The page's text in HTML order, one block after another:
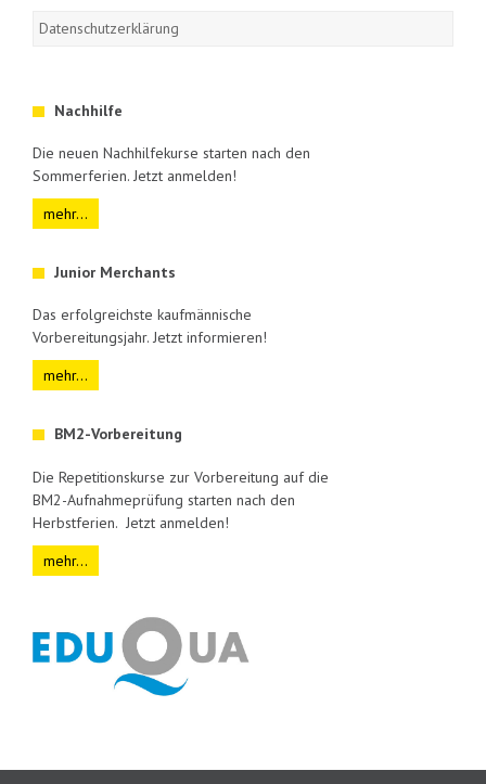
Datenschutzerklärung
Nachhilfe
Die neuen Nachhilfekurse starten nach den
Sommerferien. Jetzt anmelden!
mehr...
Junior Merchants
Das erfolgreichste kaufmännische
Vorbereitungsjahr. Jetzt informieren!
mehr...
BM2-Vorbereitung
Die Repetitionskurse zur Vorbereitung auf die
BM2-Aufnahmeprüfung starten nach den
Herbstferien. Jetzt anmelden!
mehr...